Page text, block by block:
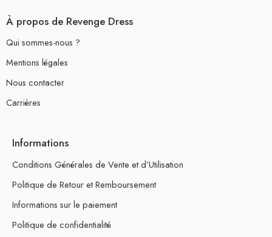
À propos de Revenge Dress
Qui sommes-nous ?
Mentions légales
Nous contacter
Carrières
Informations
Conditions Générales de Vente et d’Utilisation
Politique de Retour et Remboursement
Informations sur le paiement
Politique de confidentialité